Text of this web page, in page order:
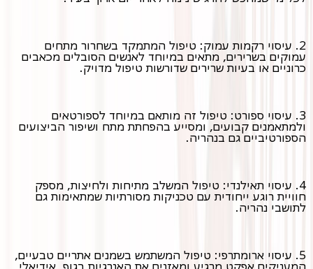
2. עיסוי רקמות עמוק: טיפול המתמקד בשחרור מתחים
עמוקים בשרירים, מתאים במיוחד לאנשים הסובלים מכאבים
כרוניים או בעיות שרירים שדורשות טיפול מדויק.
3. עיסוי ספורט: טיפול זה מותאם במיוחד לספורטאים
ולמתאמנים קבועים, ומסייע בהפחתת מתח ושיפור הביצועים
הספורטיביים גם בנהריה.
4. עיסוי תאילנדי: טיפול המשלב מתיחות ולחיצות, מספק
חוויית רוגע ייחודית עם טכניקות מסורתיות שמתאימות גם
לתושבי נהריה.
5. עיסוי ארומתרפי: טיפול המשתמש בשמנים אתריים טבעיים,
המעניקים אפקט מרגיע ומאזנים את האנרגיות בגוף, אידיאלי